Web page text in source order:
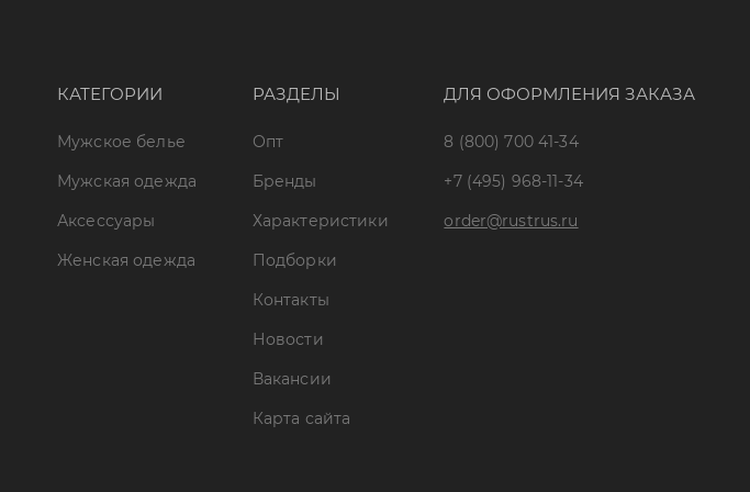
КАТЕГОРИИ
Мужское белье
Мужская одежда
Аксессуары
Женская одежда
РАЗДЕЛЫ
Опт
Бренды
Характеристики
Подборки
Контакты
Новости
Вакансии
Карта сайта
ДЛЯ ОФОРМЛЕНИЯ ЗАКАЗА
8 (800) 700 41-34
+7 (495) 968-11-34
order@rustrus.ru